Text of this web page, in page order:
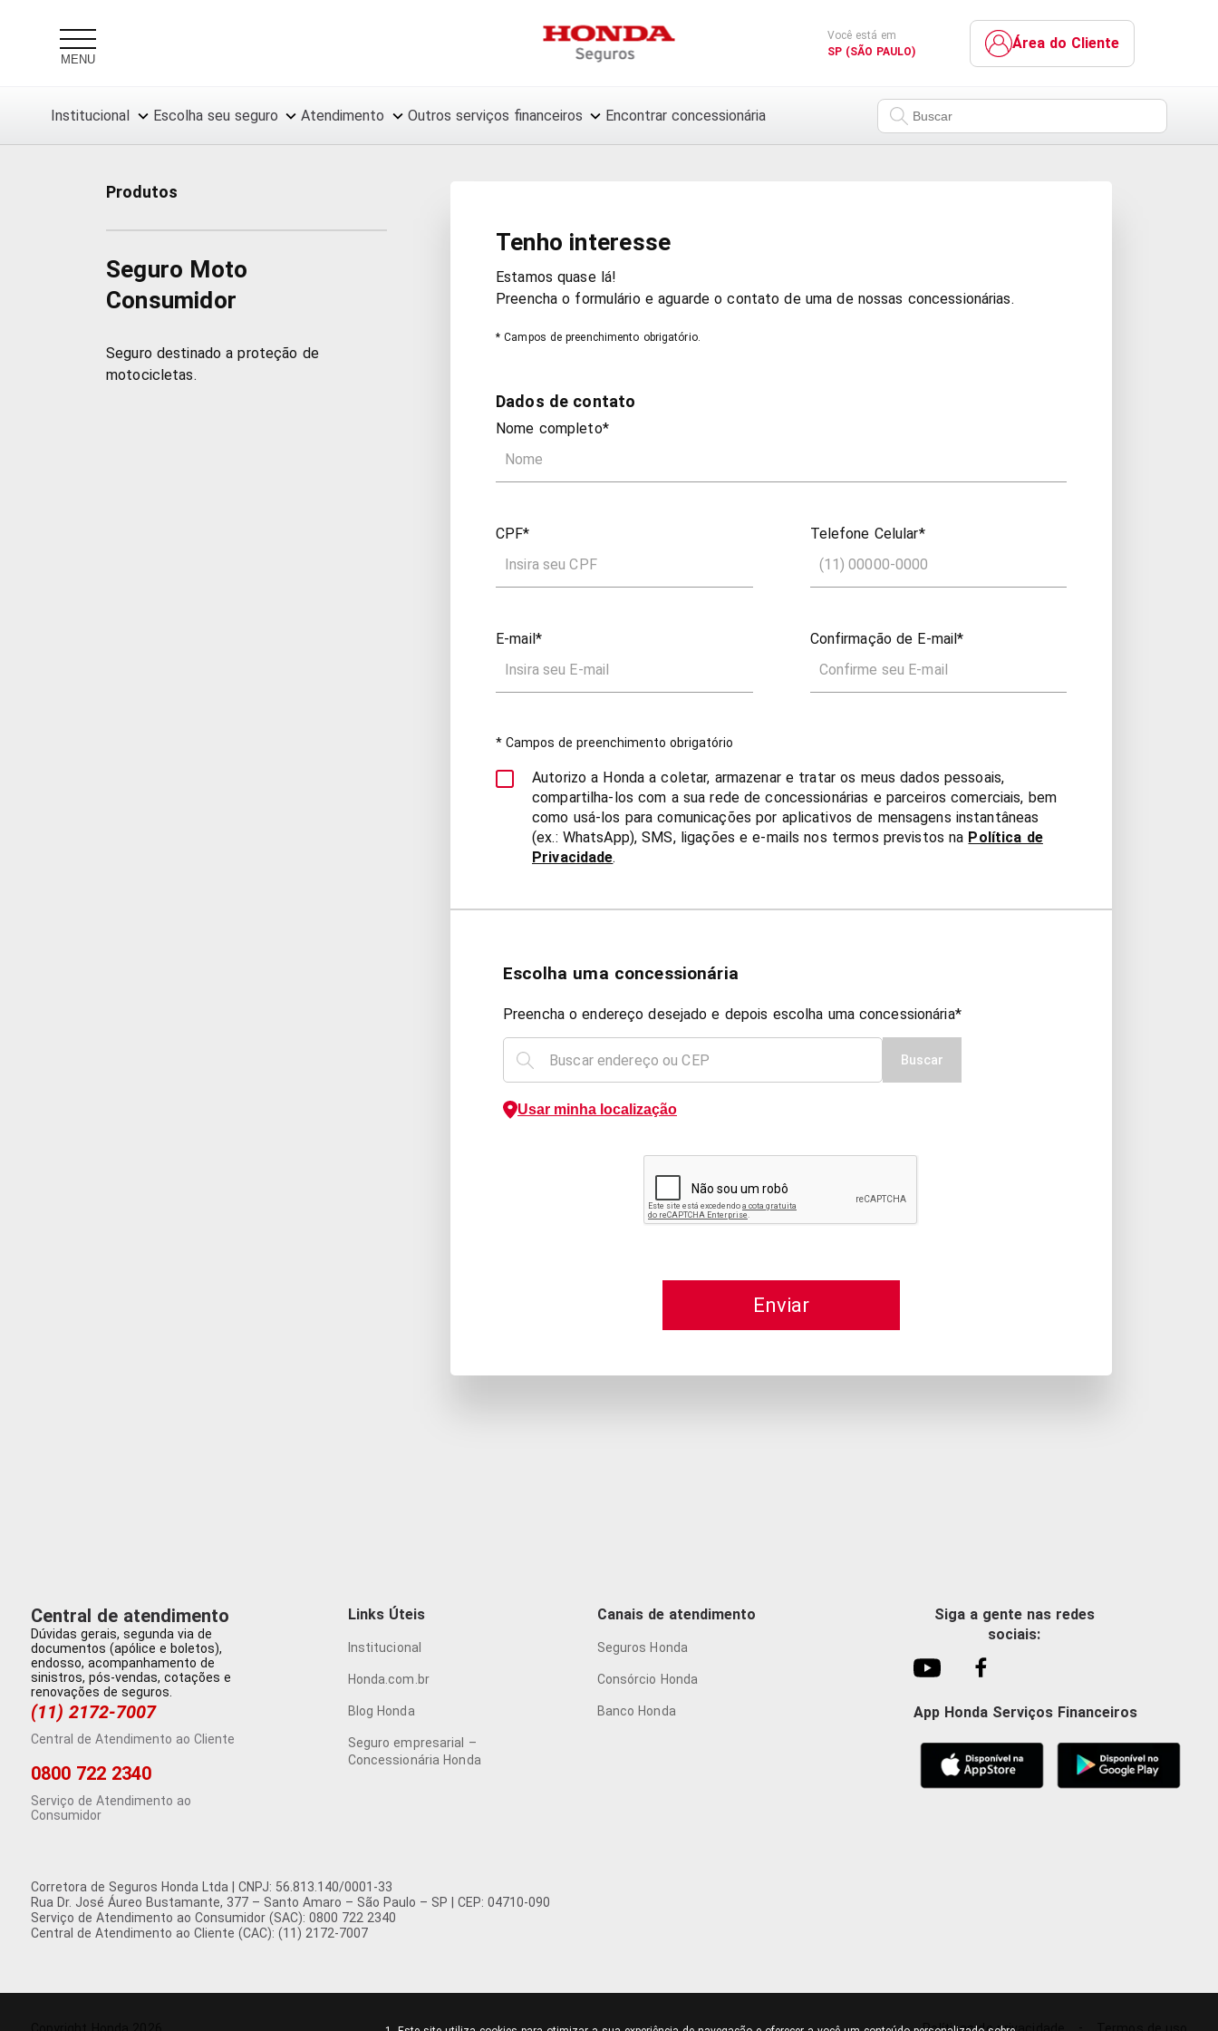
MENU
Você está em
SP (SÃO PAULO)
Área do Cliente
Institucional Escolha seu seguro Atendimento Outros serviços financeiros Encontrar concessionária
Produtos
Seguro Moto
Consumidor
Seguro destinado a proteção de
motocicletas.
Tenho interesse
Estamos quase lá!
Preencha o formulário e aguarde o contato de uma de nossas concessionárias.
* Campos de preenchimento obrigatório.
Dados de contato
Nome completo*
CPF* Telefone Celular*
E-mail* Confirmação de E-mail*
* Campos de preenchimento obrigatório
Autorizo a Honda a coletar, armazenar e tratar os meus dados pessoais,
compartilha-los com a sua rede de concessionárias e parceiros comerciais, bem
como usá-los para comunicações por aplicativos de mensagens instantâneas
(ex.: WhatsApp), SMS, ligações e e-mails nos termos previstos na Política de
Privacidade.
Escolha uma concessionária
Preencha o endereço desejado e depois escolha uma concessionária*
Buscar
Usar minha localização
Enviar
Central de atendimento
Dúvidas gerais, segunda via de
documentos (apólice e boletos),
endosso, acompanhamento de
sinistros, pós-vendas, cotações e
renovações de seguros.
(11) 2172-7007
Central de Atendimento ao Cliente
0800 722 2340
Serviço de Atendimento ao
Consumidor
Links Úteis
Institucional
Honda.com.br
Blog Honda
Seguro empresarial –
Concessionária Honda
Canais de atendimento
Seguros Honda
Consórcio Honda
Banco Honda
Siga a gente nas redes
sociais:
App Honda Serviços Financeiros
Corretora de Seguros Honda Ltda | CNPJ: 56.813.140/0001-33
Rua Dr. José Áureo Bustamante, 377 – Santo Amaro – São Paulo – SP | CEP: 04710-090
Serviço de Atendimento ao Consumidor (SAC): 0800 722 2340
Central de Atendimento ao Cliente (CAC): (11) 2172-7007
Políticas de privacidade